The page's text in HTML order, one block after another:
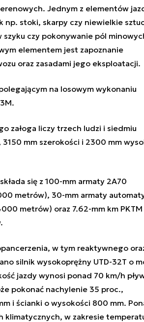
Jednym z elementów
np. stoki, skarpy czy niewielkie
czy pokonywanie pól
elementem jest zapoznanie
oraz zasadami jego eksploatacji.
na losowym wykonaniu
załoga liczy trzech ludzi i siedmiu
mm szerokości i 2300 mm
się z 100-mm armaty 2A70
metrów), 30-mm armaty
metrów) oraz 7.62-mm km PKTM
w tym reaktywnego
silnik wysokoprężny UTD-32T o
jazdy wynosi ponad 70 km/h
pokonać nachylenie 35 proc.,
i ścianki o wysokości 800 mm.
klimatycznych, w zakresie